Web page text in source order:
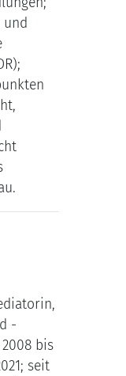
und
-
bis
seit